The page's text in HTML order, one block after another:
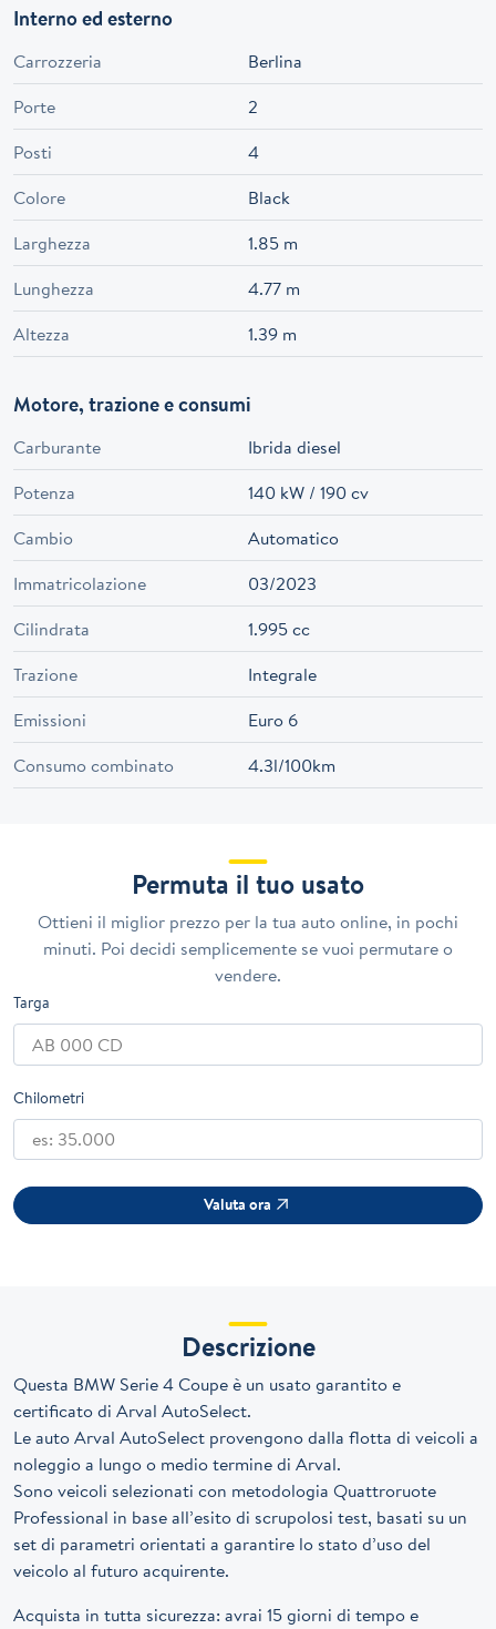
Interno ed esterno
Carrozzeria
Berlina
Porte
2
Posti
4
Colore
Black
Larghezza
1.85 m
Lunghezza
4.77 m
Altezza
1.39 m
Motore, trazione e consumi
Carburante
Ibrida diesel
Potenza
140 kW / 190 cv
Cambio
Automatico
Immatricolazione
03/2023
Cilindrata
1.995 cc
Trazione
Integrale
Emissioni
Euro 6
Consumo combinato
4.3l/100km
Permuta il tuo usato
Ottieni il miglior prezzo per la tua auto online, in pochi
minuti. Poi decidi semplicemente se vuoi permutare o
vendere.
Targa
Chilometri
Valuta ora
Descrizione
Questa BMW Serie 4 Coupe è un usato garantito e
certificato di Arval AutoSelect.
Le auto Arval AutoSelect provengono dalla flotta di veicoli a
noleggio a lungo o medio termine di Arval.
Sono veicoli selezionati con metodologia Quattroruote
Professional in base all’esito di scrupolosi test, basati su un
set di parametri orientati a garantire lo stato d’uso del
veicolo al futuro acquirente.
Acquista in tutta sicurezza: avrai 15 giorni di tempo e